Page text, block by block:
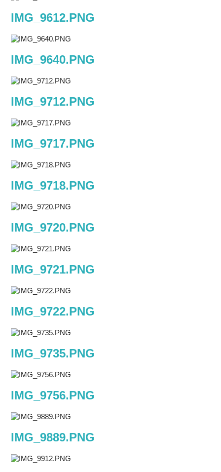
IMG_9612.PNG
IMG_9640.PNG
IMG_9712.PNG
IMG_9717.PNG
IMG_9718.PNG
IMG_9720.PNG
IMG_9721.PNG
IMG_9722.PNG
IMG_9735.PNG
IMG_9756.PNG
IMG_9889.PNG